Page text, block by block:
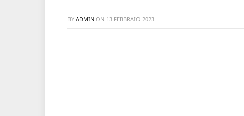
BY ADMIN ON 13 FEBBRAIO 2023